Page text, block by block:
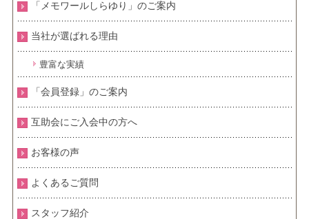
「メモワールしらゆり」のご案内
当社が選ばれる理由
豊富な実績
「会員登録」のご案内
互助会にご入会中の方へ
お客様の声
よくあるご質問
スタッフ紹介